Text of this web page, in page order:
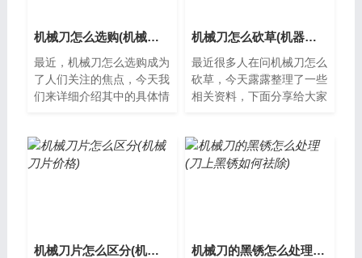
机械刀怎么选购(机械刀具种类)
最近，机械刀怎么选购成为
了人们关注的焦点，今天我
们来详细介绍其中的具体情
因素当你要...
机械刀怎么砍草(机器砍菜刀)
最近很多人在问机械刀怎么
砍草，今天露露整理了一些
相关资料，下面分享给大家
砍草、修剪...
机械刀片怎么区分(机械刀片价格) 机械刀的黑锈怎么处理(刀上黑锈如何祛除)